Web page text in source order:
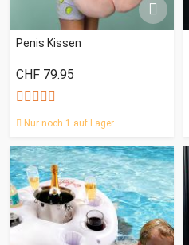
Penis Kissen
CHF 79.95
Nur noch 1 auf Lager